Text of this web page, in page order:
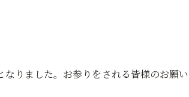
りました。お参りをされる皆様のお願い